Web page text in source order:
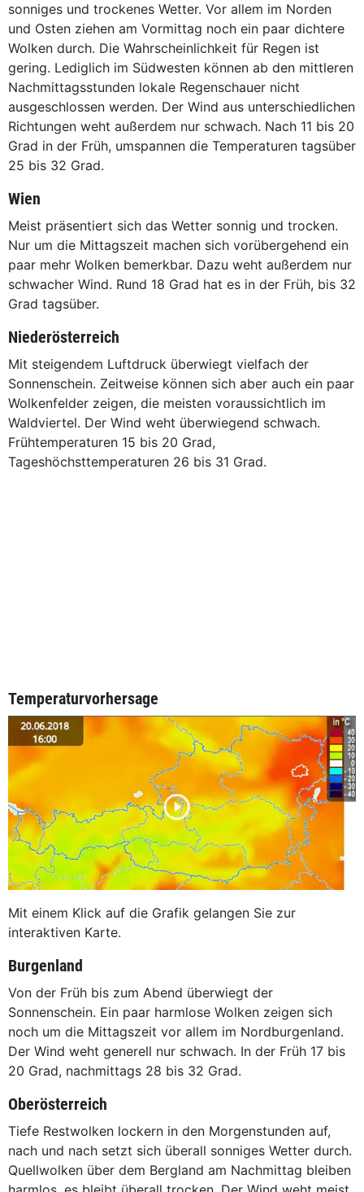
sonniges und trockenes Wetter. Vor allem im Norden
und Osten ziehen am Vormittag noch ein paar dichtere
Wolken durch. Die Wahrscheinlichkeit für Regen ist
gering. Lediglich im Südwesten können ab den mittleren
Nachmittagsstunden lokale Regenschauer nicht
ausgeschlossen werden. Der Wind aus unterschiedlichen
Richtungen weht außerdem nur schwach. Nach 11 bis 20
Grad in der Früh, umspannen die Temperaturen tagsüber
25 bis 32 Grad.
Wien
Meist präsentiert sich das Wetter sonnig und trocken.
Nur um die Mittagszeit machen sich vorübergehend ein
paar mehr Wolken bemerkbar. Dazu weht außerdem nur
schwacher Wind. Rund 18 Grad hat es in der Früh, bis 32
Grad tagsüber.
Niederösterreich
Mit steigendem Luftdruck überwiegt vielfach der
Sonnenschein. Zeitweise können sich aber auch ein paar
Wolkenfelder zeigen, die meisten voraussichtlich im
Waldviertel. Der Wind weht überwiegend schwach.
Frühtemperaturen 15 bis 20 Grad,
Tageshöchsttemperaturen 26 bis 31 Grad.
Temperaturvorhersage
Mit einem Klick auf die Grafik gelangen Sie zur
interaktiven Karte.
Burgenland
Von der Früh bis zum Abend überwiegt der
Sonnenschein. Ein paar harmlose Wolken zeigen sich
noch um die Mittagszeit vor allem im Nordburgenland.
Der Wind weht generell nur schwach. In der Früh 17 bis
20 Grad, nachmittags 28 bis 32 Grad.
Oberösterreich
Tiefe Restwolken lockern in den Morgenstunden auf,
nach und nach setzt sich überall sonniges Wetter durch.
Quellwolken über dem Bergland am Nachmittag bleiben